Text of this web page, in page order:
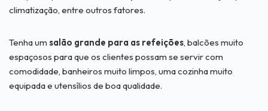
climatização, entre outros fatores.
Tenha um salão grande para as refeições, balcões muito
espaçosos para que os clientes possam se servir com
comodidade, banheiros muito limpos, uma cozinha muito
equipada e utensílios de boa qualidade.